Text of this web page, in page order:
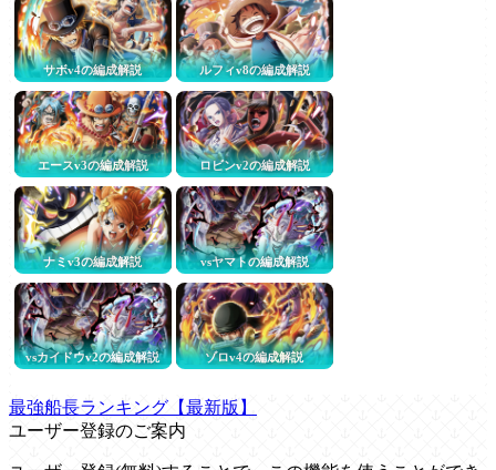
サボv4の編成解説 ルフィv8の編成解説
エースv3の編成解説 ロビンv2の編成解説
ナミv3の編成解説 vsヤマトの編成解説
vsカイドウv2の編成解説 ゾロv4の編成解説
最強船長ランキング【最新版】
ユーザー登録のご案内